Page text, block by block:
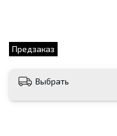
Предзаказ
Выбрать